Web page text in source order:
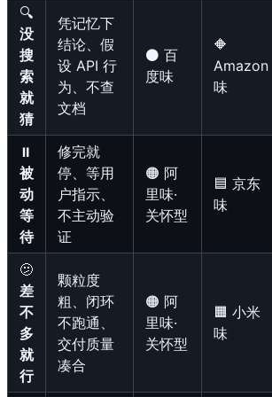
🔍
没
搜
索
就
猜
凭记忆下
结论、假
设 API 行
为、不查
文档
⚫ 百
度味
🔶
Amazon
味
⏸️
被
动
等
待
修完就
停、等用
户指示、
不主动验
证
🟠 阿
里味·
关怀型
🟦 京东
味
🫤
差
不
多
就
行
颗粒度
粗、闭环
不跑通、
交付质量
凑合
🟠 阿
里味·
关怀型
🟧 小米
味